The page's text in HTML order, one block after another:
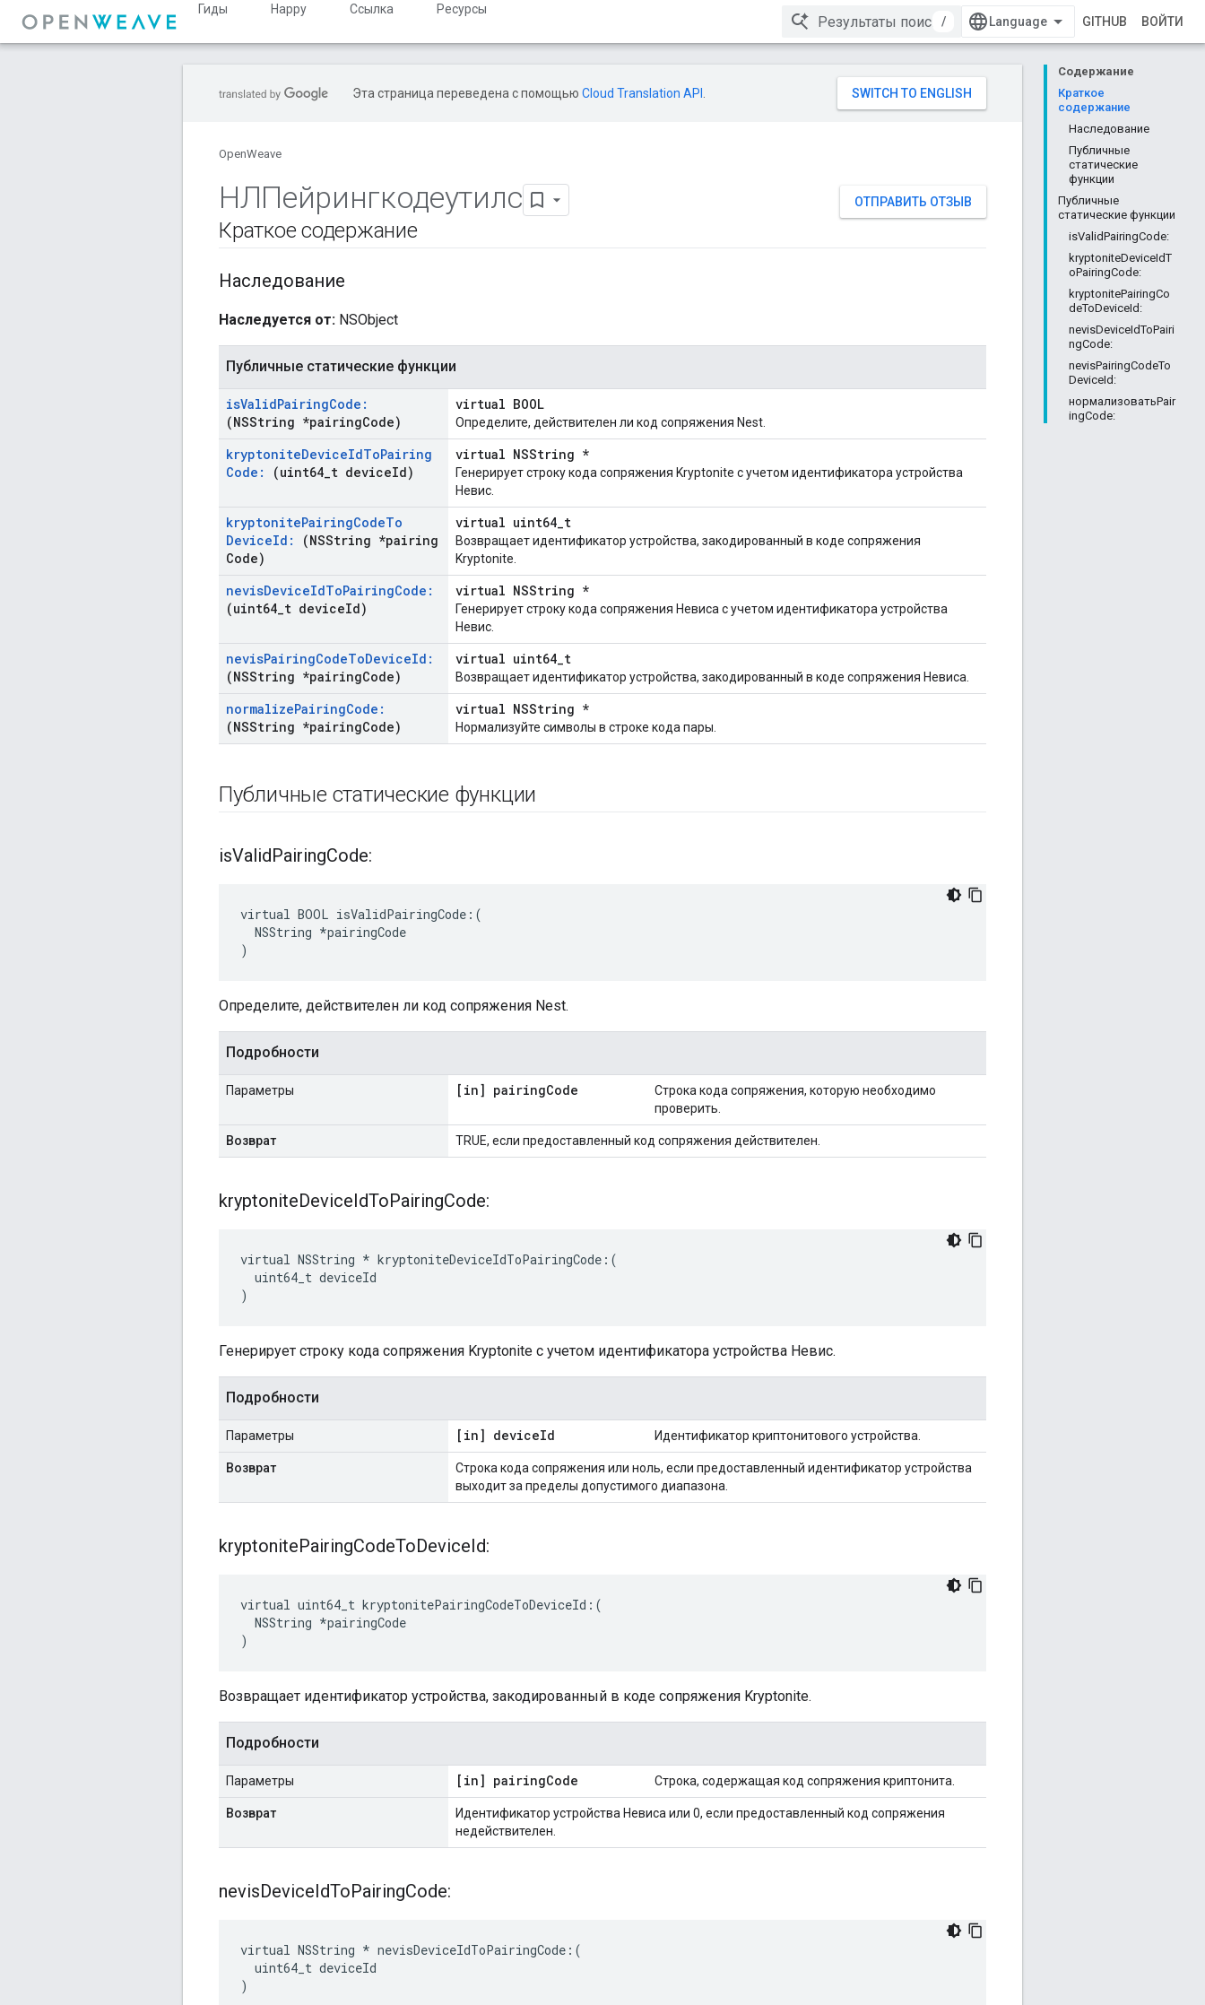
Гиды Happy Ссылка
Ресурсы
/
GITHUB ВОЙТИ
Содержание
Краткое
содержание
Наследование
Публичные
статические
функции
Публичные
статические функции
isValidPairingCode:
kryptoniteDeviceIdT
oPairingCode:
kryptonitePairingCo
deToDeviceId:
nevisDeviceIdToPairi
ngCode:
nevisPairingCodeTo
DeviceId:
нормализоватьPair
ingCode:
Эта страница переведена с помощью Cloud Translation API
OpenWeave
ОТПРАВИТЬ ОТЗЫВ
НЛПейрингкодеутилс
Краткое содержание
Наследование
Наследуется от: NSObject
Публичные статические функции
isValidPairingCode:
(NSString *pairingCode)
virtual BOOL
Определите, действителен ли код сопряжения Nest.
kryptoniteDeviceIdToPairing
Code:
(uint64 t deviceId)
virtual NSString *
Генерирует строку кода сопряжения Kryptonite с учетом идентификатора устройства
Невис.
kryptonitePairingCodeTo
DeviceId:
(NSString *pairing
Code)
virtual uint64_t
Возвращает идентификатор устройства, закодированный в коде сопряжения
Kryptonite.
nevisDeviceIdToPairingCode:
(uint64 t deviceId)
virtual NSString *
Генерирует строку кода сопряжения Невиса с учетом идентификатора устройства
Невис.
nevisPairingCodeToDeviceId:
(NSString *pairingCode)
virtual uint64_t
Возвращает идентификатор устройства, закодированный в коде сопряжения Невиса.
normalizePairingCode:
(NSString *pairingCode)
virtual NSString *
Нормализуйте символы в строке кода пары.
Публичные статические функции
isValidPairingCode:
virtual BOOL isValidPairingCode:(
  NSString *pairingCode
)
Определите, действителен ли код сопряжения Nest.
Подробности
Параметры [in] pairingCode
Строка кода сопряжения, которую необходимо
проверить.
Возврат TRUE, если предоставленный код сопряжения действителен.
kryptoniteDeviceIdToPairingCode:
virtual NSString * kryptoniteDeviceIdToPairingCode:(
  uint64_t deviceId
)
Генерирует строку кода сопряжения Kryptonite с учетом идентификатора устройства Невис.
Подробности
Параметры [in] deviceId Идентификатор криптонитового устройства.
Возврат
Строка кода сопряжения или ноль, если предоставленный идентификатор устройства
выходит за пределы допустимого диапазона.
kryptonitePairingCodeToDeviceId:
virtual uint64_t kryptonitePairingCodeToDeviceId:(
  NSString *pairingCode
)
Возвращает идентификатор устройства, закодированный в коде сопряжения Kryptonite.
Подробности
Параметры [in] pairingCode Строка, содержащая код сопряжения криптонита.
Возврат
Идентификатор устройства Невиса или 0, если предоставленный код сопряжения
недействителен.
nevisDeviceIdToPairingCode:
virtual NSString * nevisDeviceIdToPairingCode:(
  uint64_t deviceId
)